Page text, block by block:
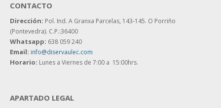
CONTACTO
Dirección: Pol. Ind. A Granxa Parcelas, 143-145. O Porriño
(Pontevedra). C.P.:36400
Whatsapp: 638 059 240
Email: info@diservaulec.com
Horario: Lunes a Viernes de 7:00 a 15:00hrs.
APARTADO LEGAL